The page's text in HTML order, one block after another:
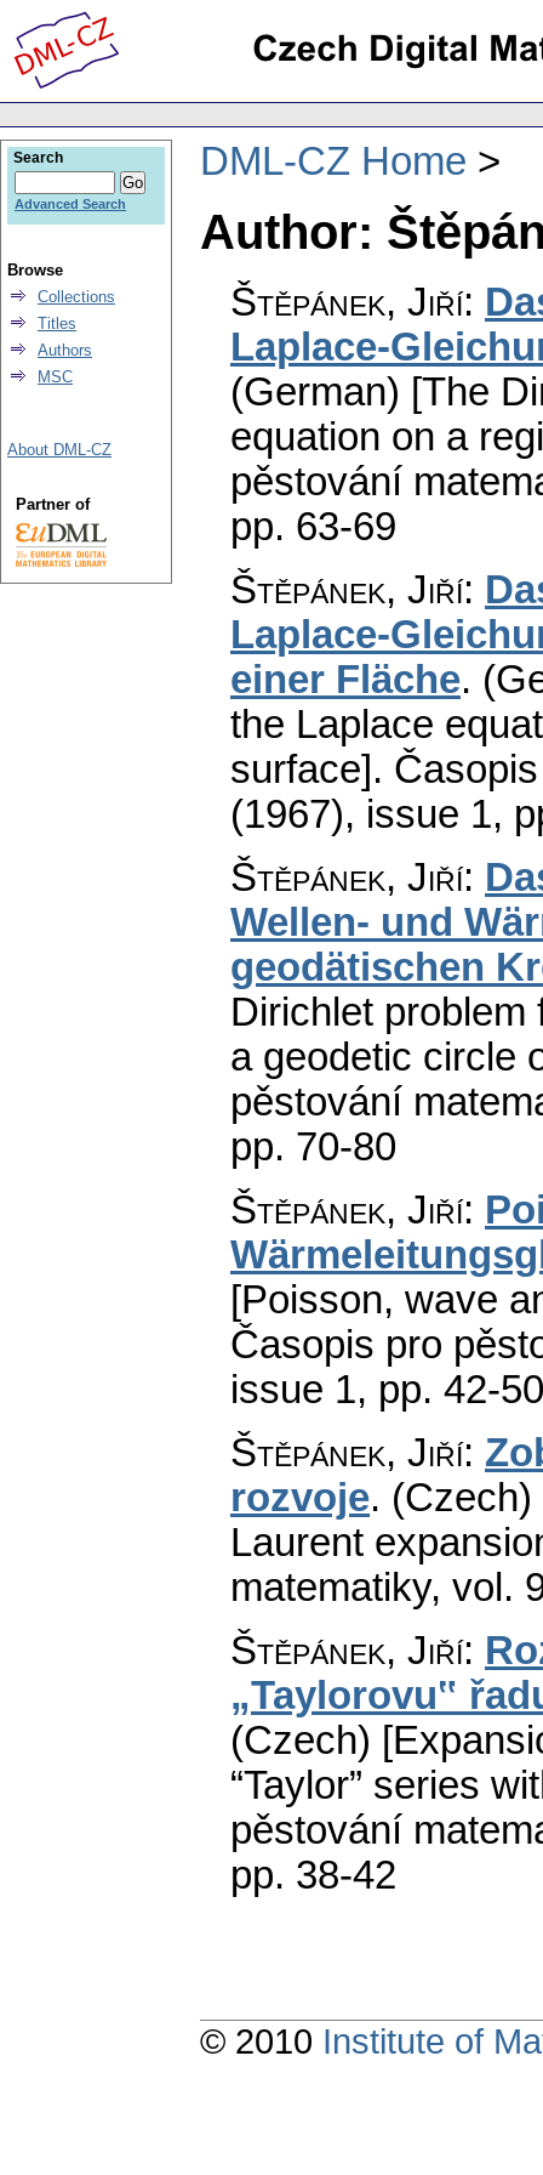
DML-CZ Home
Author:
Štěpánek, Jiří:
Laplace-
(German) [The
equation on a
pěstování
pp. 63-69
Štěpánek, Jiří:
Laplace-
einer Fläche.
the Laplace
surface].
(1967), issue 1,
Štěpánek, Jiří:
Wellen- und
geodätischen
Dirichlet problem
a geodetic circle
pěstování
pp. 70-80
Štěpánek, Jiří:
[Poisson, wave
Časopis pro
issue 1, pp. 42-50
Štěpánek, Jiří:
rozvoje. (Czech)
Laurent
matematiky, vol.
Štěpánek, Jiří:
„Taylorovu‟
(Czech)
“Taylor” series
pěstování
pp. 38-42
Search
Advanced Search
Browse
Collections
Titles
Authors
MSC
About DML-CZ
Partner of
© 2010 Institute of